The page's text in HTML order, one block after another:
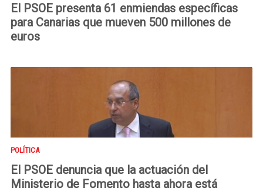
El PSOE presenta 61 enmiendas específicas
para Canarias que mueven 500 millones de
euros
POLÍTICA
El PSOE denuncia que la actuación del
Ministerio de Fomento hasta ahora está